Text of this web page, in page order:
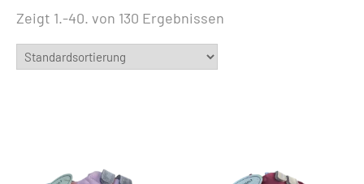
Zeigt 1.-40. von 130 Ergebnissen